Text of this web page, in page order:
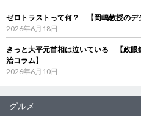
ゼロトラストって何？ 【岡嶋教授のデ
2026年6月18日
きっと大平元首相は泣いている 【政眼
治コラム】
2026年6月10日
グルメ